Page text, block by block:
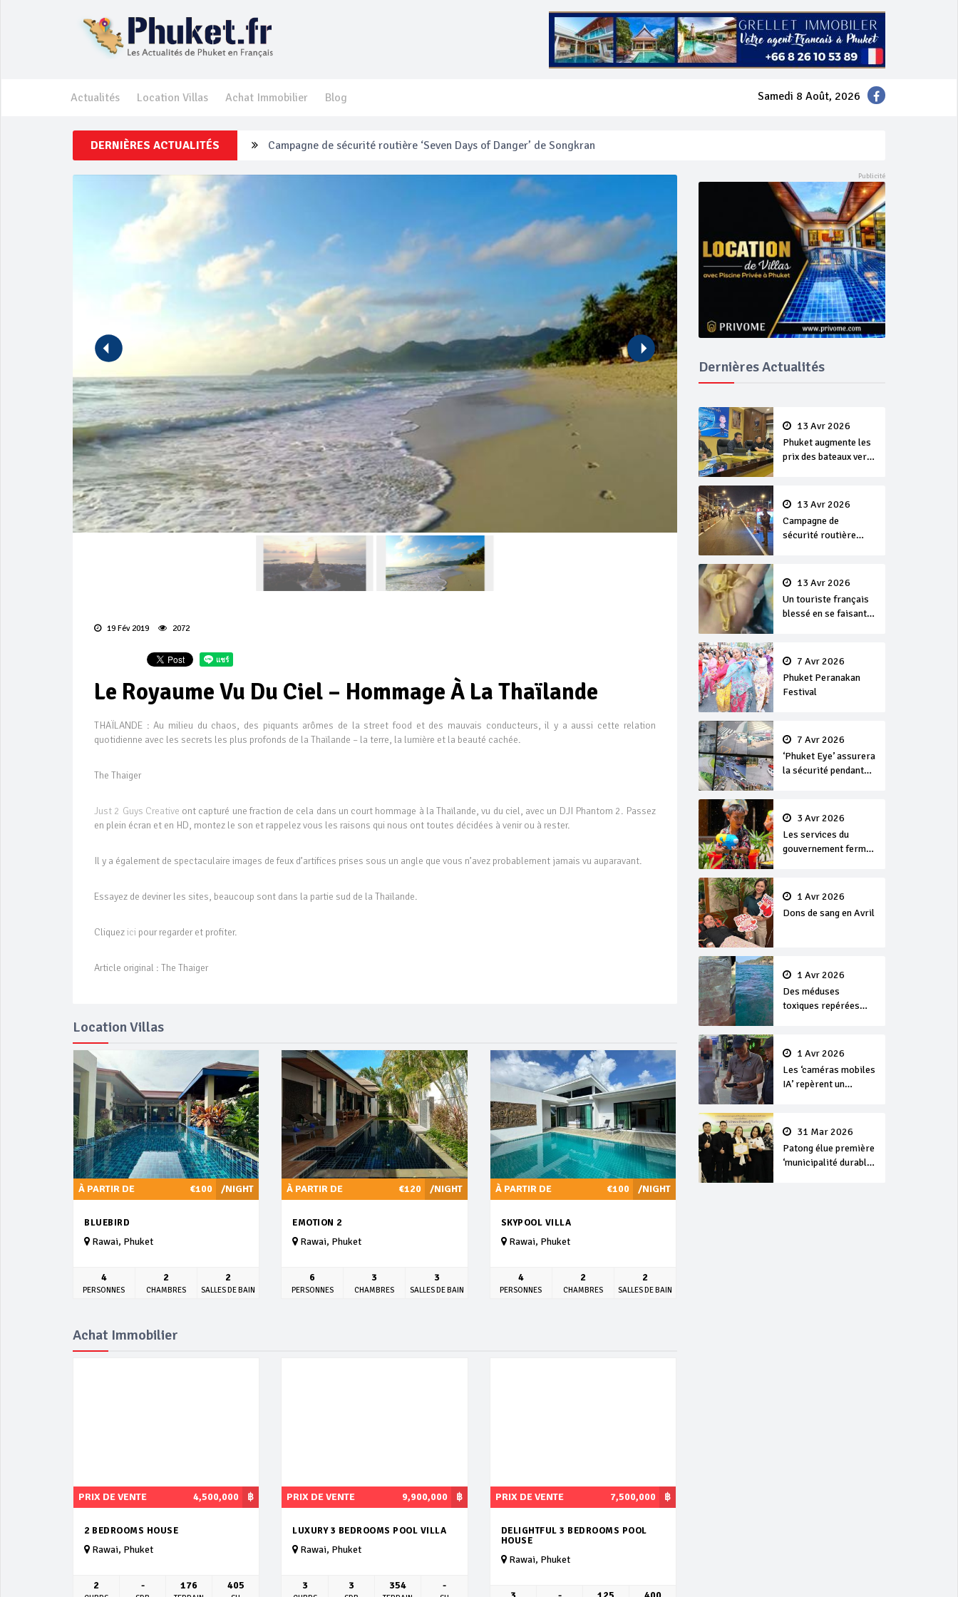
Actualités Location Villas Achat Immobilier Blog Samedi 8 Août, 2026
DERNIÈRES ACTUALITÉS Un touriste français blessé en se faisant arracher son collier en or
Phuket Peranakan Festival
Phuket augmente les prix des bateaux vers Koh Phi Phi et des excursions en mer
Campagne de sécurité routière ‘Seven Days of Danger’ de Songkran
19 Fév 2019 2072
Le Royaume Vu Du Ciel – Hommage À La Thaïlande
THAÏLANDE : Au milieu du chaos, des piquants arômes de la street food et des mauvais conducteurs, il y a aussi cette relation
quotidienne avec les secrets les plus profonds de la Thaïlande – la terre, la lumière et la beauté cachée.
The Thaiger
Just 2 Guys Creative ont capturé une fraction de cela dans un court hommage à la Thaïlande, vu du ciel, avec un DJI Phantom 2. Passez
en plein écran et en HD, montez le son et rappelez vous les raisons qui nous ont toutes décidées à venir ou à rester.
Il y a également de spectaculaire images de feux d’artifices prises sous un angle que vous n’avez probablement jamais vu auparavant.
Essayez de deviner les sites, beaucoup sont dans la partie sud de la Thaïlande.
Cliquezici pour regarder et profiter.
Article original : The Thaiger
Dernières Actualités
13 Avr 2026
Phuket augmente les
prix des bateaux vers
13 Avr 2026
Campagne de
sécurité routière
13 Avr 2026
Un touriste français
blessé en se faisant
7 Avr 2026
Phuket Peranakan
Festival
7 Avr 2026
‘Phuket Eye’ assurera
la sécurité pendant
3 Avr 2026
Les services du
gouvernement fermés
Songkran
1 Avr 2026
Dons de sang en Avril
1 Avr 2026
Des méduses
toxiques repérées
1 Avr 2026
Les ‘caméras mobiles
IA’ repèrent un
séjour31 Mar 2026
Patong élue première
‘municipalité durable’
Location Villas
/NIGHT
À PARTIR DE €100
BLUEBIRD
Rawai, Phuket
4
PERSONNES
2
CHAMBRES
2
SALLES DE BAIN
/NIGHT
À PARTIR DE €120
EMOTION 2
Rawai, Phuket
6
PERSONNES
3
CHAMBRES
3
SALLES DE BAIN
/NIGHT
À PARTIR DE €100
SKYPOOL VILLA
Rawai, Phuket
4
PERSONNES
2
CHAMBRES
2
SALLES DE BAIN
Achat Immobilier
฿
PRIX DE VENTE 4,500,000
2 BEDROOMS HOUSE
Rawai, Phuket
2 - 176 405
฿
PRIX DE VENTE 9,900,000
LUXURY 3 BEDROOMS POOL VILLA
Rawai, Phuket
3 3 354 -
฿
PRIX DE VENTE 7,500,000
DELIGHTFUL 3 BEDROOMS POOL
HOUSE
Rawai, Phuket